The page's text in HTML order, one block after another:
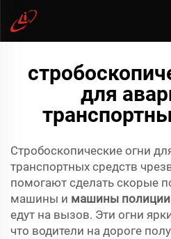
для
Стробоскопические огни
транспортных средств
помогают сделать скорые
машины и машины полиции
едут на вызов. Эти огни
что водители на дороге